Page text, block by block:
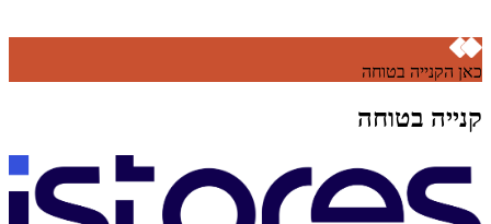
כאן הקנייה בטוחה
קנייה בטוחה